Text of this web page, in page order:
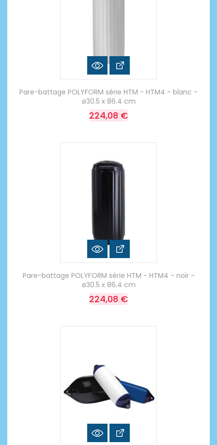
Pare-battage POLYFORM série HTM - HTM4 - blanc -
ø30.5 x 86.4 cm
224,08 €
Pare-battage POLYFORM série HTM - HTM4 - noir -
ø30.5 x 86.4 cm
224,08 €